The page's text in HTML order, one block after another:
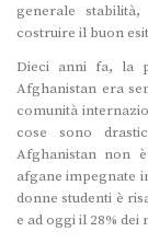
generale
costruire il buon
Dieci anni fa, la
Afghanistan era
comunità
cose sono
Afghanistan non
afgane impegnate
donne studenti è
e ad oggi il 28%